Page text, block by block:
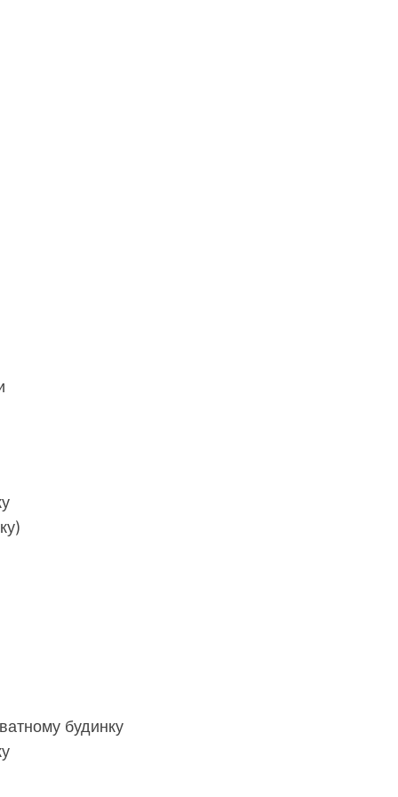
будинку